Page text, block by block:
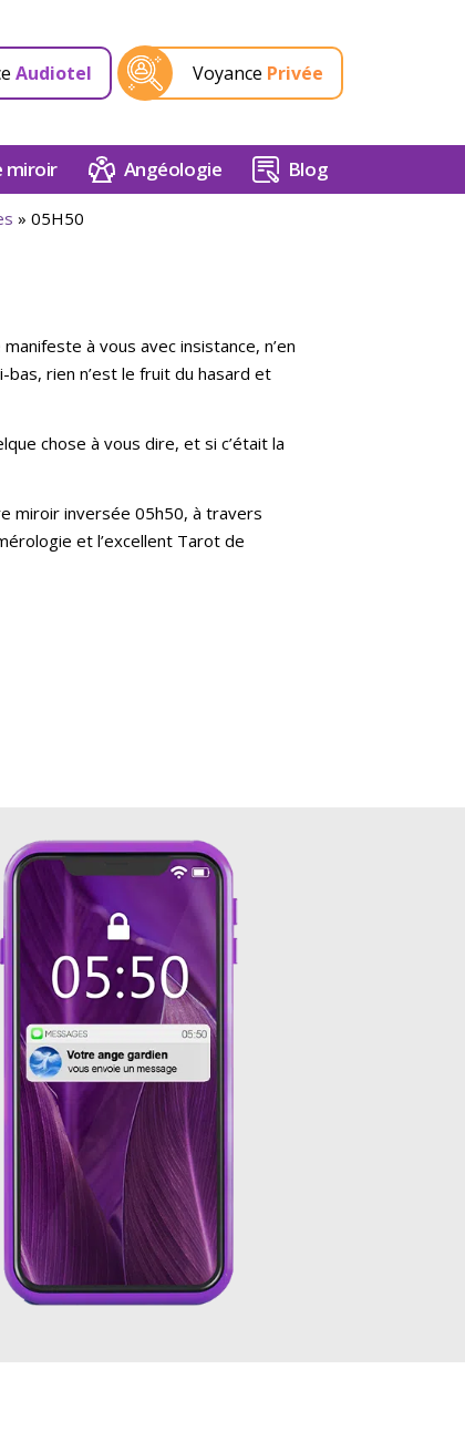
Audiotel Voyance Privée
miroir Angéologie Blog
» 05H50
à vous avec insistance, n’en
rien n’est le fruit du hasard et
chose à vous dire, et si c’était la
miroir inversée 05h50, à travers
et l’excellent Tarot de